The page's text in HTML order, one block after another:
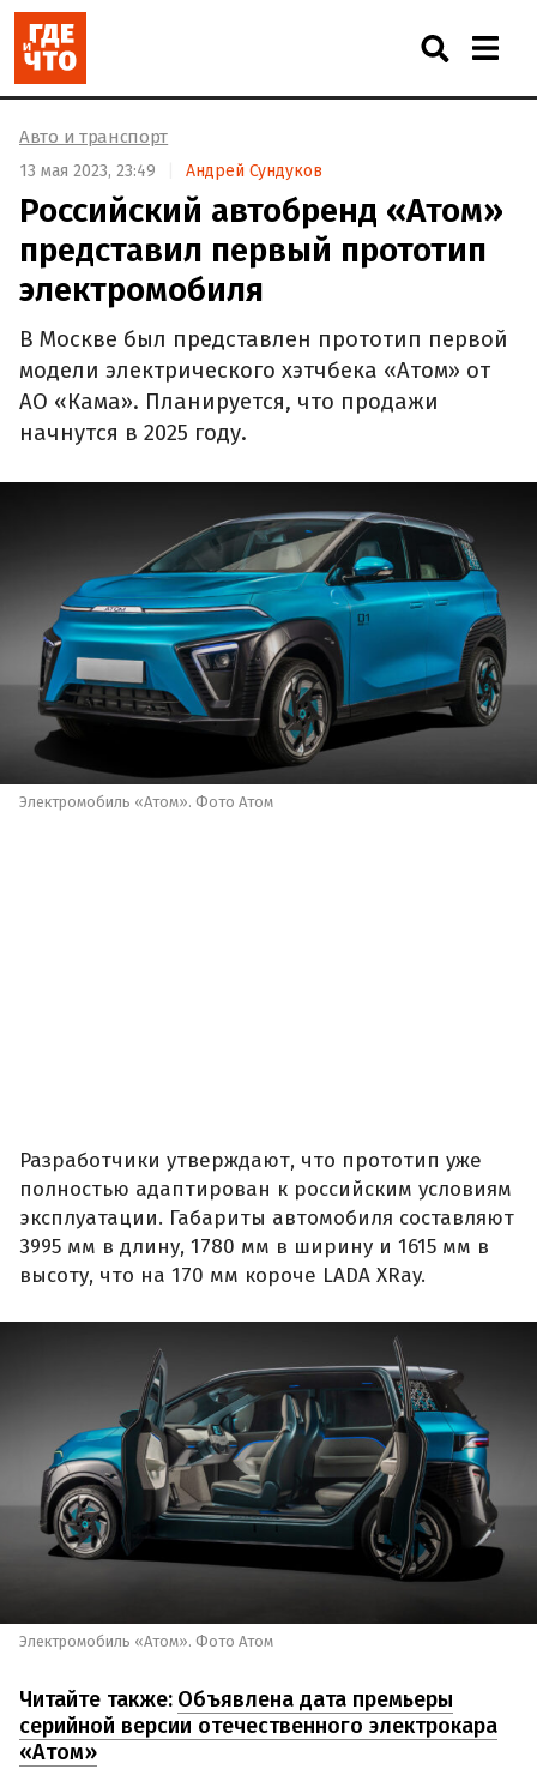
Авто и транспорт
13 мая 2023, 23:49 Андрей Сундуков
Российский автобренд «Атом»
представил первый прототип
электромобиля
В Москве был представлен прототип первой
модели электрического хэтчбека «Атом» от
АО «Кама». Планируется, что продажи
начнутся в 2025 году.
Электромобиль «Атом». Фото Атом
Разработчики утверждают, что прототип уже
полностью адаптирован к российским условиям
эксплуатации. Габариты автомобиля составляют
3995 мм в длину, 1780 мм в ширину и 1615 мм в
высоту, что на 170 мм короче LADA XRay.
Электромобиль «Атом». Фото Атом
Читайте также: Объявлена дата премьеры
серийной версии отечественного электрокара
«Атом»